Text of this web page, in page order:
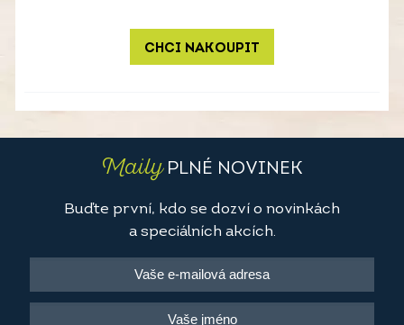
CHCI NAKOUPIT
MailyPLNÉ NOVINEK
Buďte první, kdo se dozví o novinkách
a speciálních akcích.